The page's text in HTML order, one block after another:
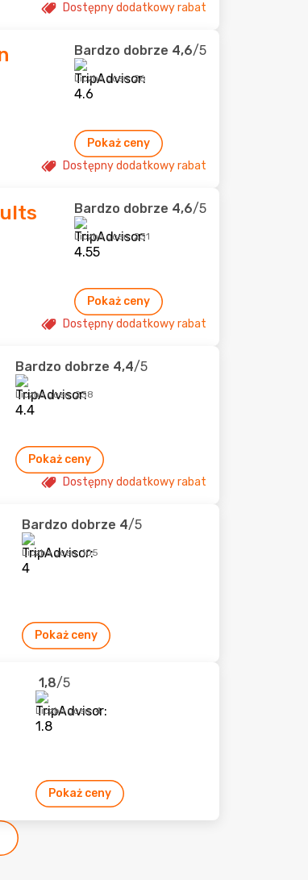
Dostępny dodatkowy rabat
Bardzo dobrze 4,6/5
Liczba ocen: 26
Pokaż ceny
Dostępny dodatkowy rabat
Bardzo dobrze 4,6/5
Liczba ocen: 231
Pokaż ceny
Dostępny dodatkowy rabat
Bardzo dobrze 4,4/5
Liczba ocen: 238
Pokaż ceny
Dostępny dodatkowy rabat
Bardzo dobrze 4/5
Liczba ocen: 105
Pokaż ceny
1,8/5
Liczba ocen: 4
Pokaż ceny